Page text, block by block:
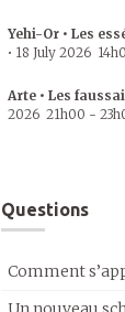
Yehi-Or • Les
• 18 July 2026
Arte • Les
2026 21h00 -
Questions
Comment